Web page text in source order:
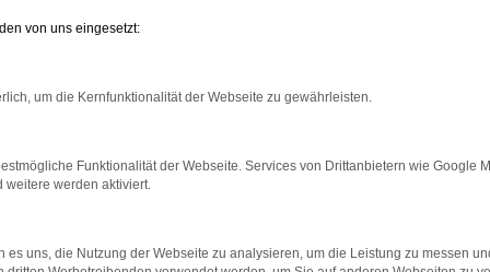
FÜR ROTTWEIL
Bei diesem Fahrzeug gehen Vernunftsargumente
Vitara ist die Ausstattung. Unabhängig davon, ob Sie
ein rundum tadelloses Modell. Wir vom Autohaus
Wenn Sie Ihre Mobilität auf den Straßen von
von uns eingesetzt:
um die Kernfunktionalität der Webseite zu gewährleisten.
Funktionalität der Webseite. Services von Drittanbietern wie Google
weitere werden aktiviert.
es uns, die Nutzung der Webseite zu analysieren, um die Leistung zu messen